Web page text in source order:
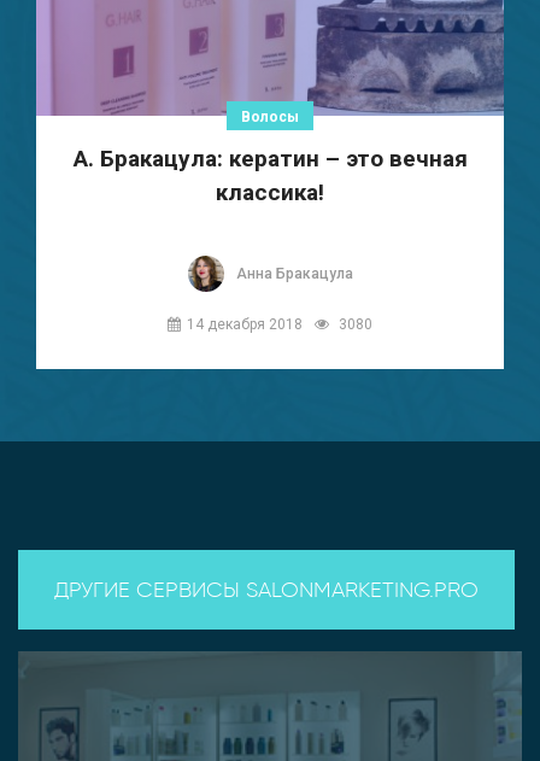
Волосы
А. Бракацула: кератин – это вечная
классика!
Анна Бракацула
14 декабря 2018 3080
ДРУГИЕ СЕРВИСЫ SALONMARKETING.PRO